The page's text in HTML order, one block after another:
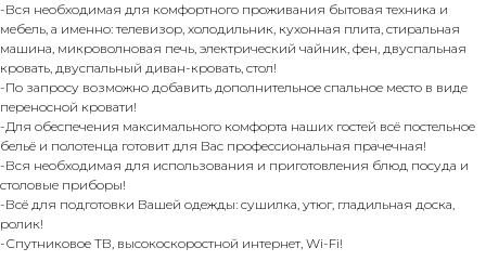
-Вся необходимая для комфортного проживания бытовая техника и
мебель, а именно: телевизор, холодильник, кухонная плита, стиральная
машина, микроволновая печь, электрический чайник, фен, двуспальная
кровать, двуспальный диван-кровать, стол!
-По запросу возможно добавить дополнительное спальное место в виде
переносной кровати!
-Для обеспечения максимального комфорта наших гостей всё постельное
бельё и полотенца готовит для Вас профессиональная прачечная!
-Вся необходимая для использования и приготовления блюд посуда и
столовые приборы!
-Всё для подготовки Вашей одежды: сушилка, утюг, гладильная доска,
ролик!
-Спутниковое ТВ, высокоскоростной интернет, Wi-Fi!